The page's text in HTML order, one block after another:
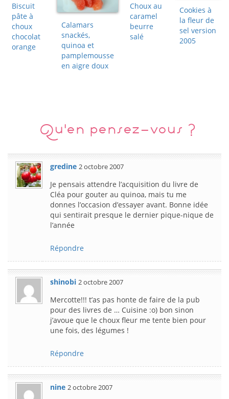
Biscuit
pâte à
choux
chocolat
orange
Calamars
snackés,
quinoa et
pamplemousse
en aigre doux
Choux au
caramel
beurre
salé
Cookies à
la fleur de
sel version
2005
Qu'en pensez-vous ?
gredine 2 octobre 2007
Je pensais attendre l’acquisition du livre de
Cléa pour gouter au quinoa, mais tu me
donnes l’occasion d’essayer avant. Bonne idée
qui sentirait presque le dernier pique-nique de
l’année
Répondre
shinobi 2 octobre 2007
Mercotte!!! t’as pas honte de faire de la pub
pour des livres de … Cuisine :o) bon sinon
j’avoue que le choux fleur me tente bien pour
une fois, des légumes !
Répondre
nine 2 octobre 2007